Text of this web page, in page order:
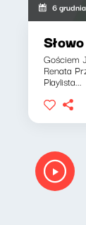
6
Gościem
Renata
Playlista...